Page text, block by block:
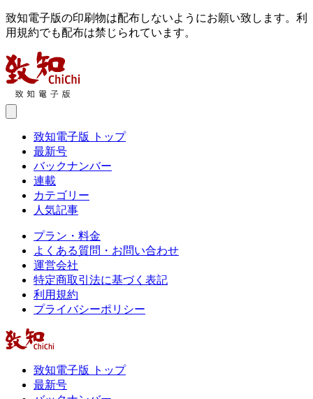
致知電子版の印刷物は配布しないようにお願い致します。利
用規約でも配布は禁じられています。
致知電子版 トップ
最新号
バックナンバー
連載
カテゴリー
人気記事
プラン・料金
よくある質問・お問い合わせ
運営会社
特定商取引法に基づく表記
利用規約
プライバシーポリシー
致知電子版 トップ
最新号